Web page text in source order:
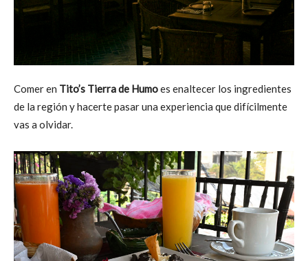
Comer en Tito’s Tierra de Humoes enaltecer los ingredientes
de la región y hacerte pasar una experiencia que difícilmente
vas a olvidar.